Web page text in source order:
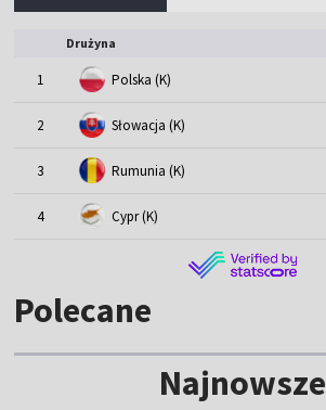
Drużyna
1 Polska (K)
2 Słowacja (K)
3 Rumunia (K)
4 Cypr (K)
Polecane
Najnowsze